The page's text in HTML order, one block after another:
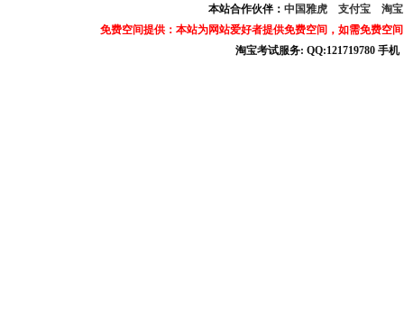
本站合作伙伴： 中国雅虎 支付宝
淘
免费空间提供：本站为网站爱好者提供免费空间，如需免费空
淘宝考试服务: QQ:121719780 手